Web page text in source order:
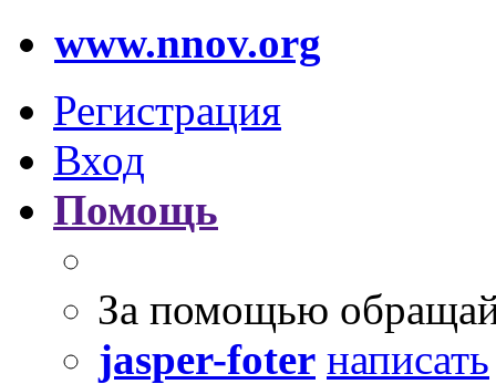
www.nnov.org
Регистрация
Вход
Помощь
За помощью
jasper-foter написать